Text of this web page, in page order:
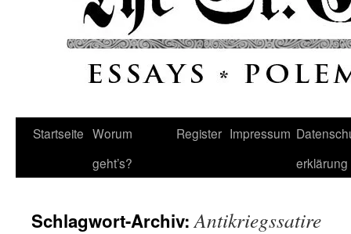
Startseite Worum
geht’s?
Register Impressum
erklärung
Schlagwort-Archiv:Antikriegssatire